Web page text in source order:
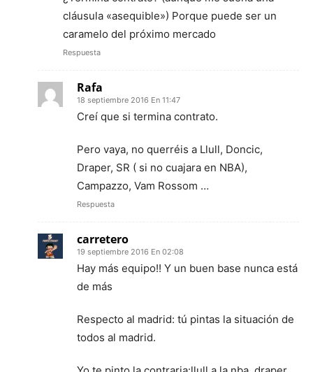
cláusula «asequible») Porque puede ser un
caramelo del próximo mercado
Respuesta
Rafa
18 septiembre 2016 En 11:47
Creí que si termina contrato.
Pero vaya, no querréis a Llull, Doncic,
Draper, SR ( si no cuajara en NBA),
Campazzo, Vam Rossom …
Respuesta
carretero
19 septiembre 2016 En 02:08
Hay más equipo!! Y un buen base nunca está
de más
Respecto al madrid: tú pintas la situación de
todos al madrid.